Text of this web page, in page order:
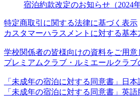
宿泊約款改定のお知らせ（2024
特定商取引に関する法律に基づく表示
カスタマーハラスメントに対する基本
学校関係者の皆様向けの資料をご用意
プレミアムクラブ・ルミエールクラブ
「未成年の宿泊に対する同意書」日
「未成年の宿泊に対する同意書」英語